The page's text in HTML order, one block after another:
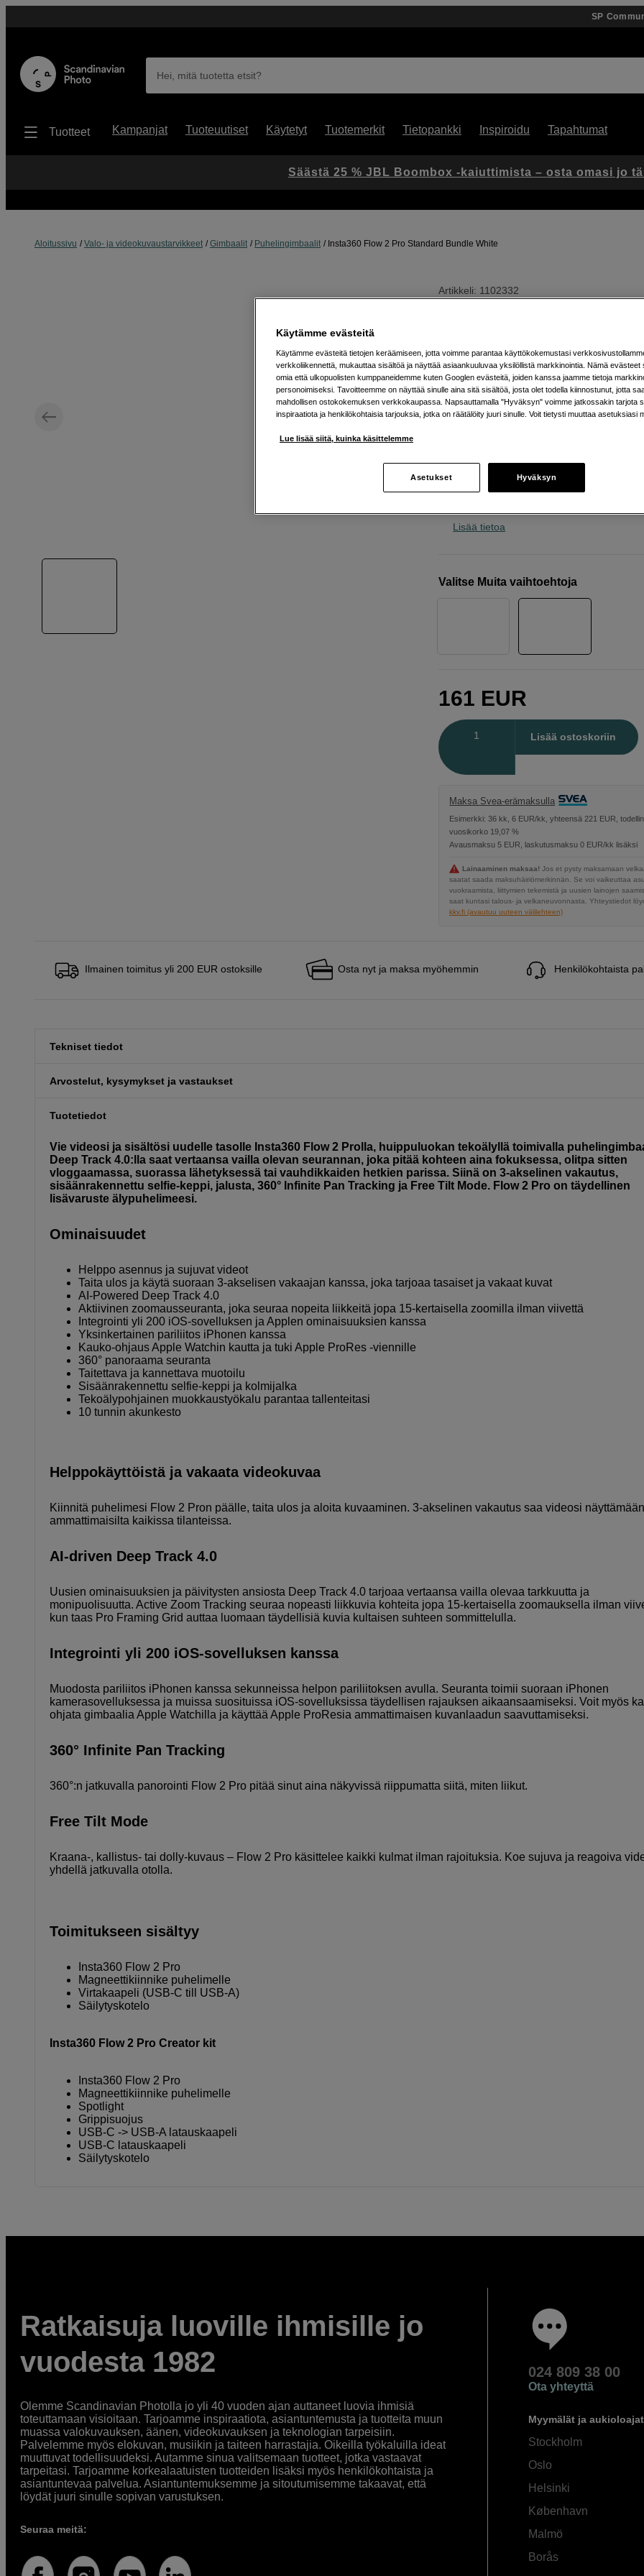
SP
Hei, mitä tuotetta etsit?
Tuotteet Kampanjat Tuoteuutiset Käytetyt Tuotemerkit Tietopankki Inspiroidu Tapahtumat
Aloitussivu Valo- ja videokuvaustarvikkeet Gimbaalit Puhelingimbaalit Insta360 Flow 2 Pro Standard Bundle White
Artikkeli: 1102332
Insta360 Flow 2 Pro Standard Bundle White
Verkkokauppa : Varastossa
Helsingin myymälä: Varastotilanne
AI-pohjainen muokkaustyökalu
Lisää tietoa
Valitse Muita vaihtoehtoja
161 EUR
Lisää ostoskoriin
Maksa Svea-erämaksulla
Esimerkki: 36 kk, 6 EUR/kk, yhteensä 221 EUR,
vuosikorko 19,07 %
Avausmaksu 5 EUR, laskutusmaksu 0 EUR/kk lisäksi
Lainaaminen maksaa! Jos et pysty maksamaan
saatat saada maksuhäiriömerkinnän. Se voi vaikeuttaa
vuokraamista, liittymien tekemistä ja uusien lainojen
saat kuntasi talous- ja velkaneuvonnasta. Yhteystiedot
kkv.fi (avautuu uuteen välilehteen)
Ilmainen toimitus yli 200 EUR ostoksille Osta nyt ja maksa myöhemmin Henkilökohtaista
Tekniset tiedot
Arvostelut, kysymykset ja vastaukset
Tuotetiedot
Vie videosi ja sisältösi uudelle tasolle Insta360 Flow 2 Prolla, huippuluokan tekoälyllä toimivalla
Deep Track 4.0:lla saat vertaansa vailla olevan seurannan, joka pitää kohteen aina fokuksessa, olitpa sitten
vloggaamassa, suorassa lähetyksessä tai vauhdikkaiden hetkien parissa. Siinä on 3-akselinen vakautus,
sisäänrakennettu selfie-keppi, jalusta, 360° Infinite Pan Tracking ja Free Tilt Mode. Flow 2 Pro on täydellinen
lisävaruste älypuhelimeesi.
Ominaisuudet
Helppo asennus ja sujuvat videot
Taita ulos ja käytä suoraan 3-akselisen vakaajan kanssa, joka tarjoaa tasaiset ja vakaat kuvat
AI-Powered Deep Track 4.0
Aktiivinen zoomausseuranta, joka seuraa nopeita liikkeitä jopa 15-kertaisella zoomilla ilman viivettä
Integrointi yli 200 iOS-sovelluksen ja Applen ominaisuuksien kanssa
Yksinkertainen pariliitos iPhonen kanssa
Kauko-ohjaus Apple Watchin kautta ja tuki Apple ProRes -viennille
360° panoraama seuranta
Taitettava ja kannettava muotoilu
Sisäänrakennettu selfie-keppi ja kolmijalka
Tekoälypohjainen muokkaustyökalu parantaa tallenteitasi
10 tunnin akunkesto
Helppokäyttöistä ja vakaata videokuvaa
Kiinnitä puhelimesi Flow 2 Pron päälle, taita ulos ja aloita kuvaaminen. 3-akselinen vakautus saa videosi näyttämään
ammattimaisilta kaikissa tilanteissa.
AI-driven Deep Track 4.0
Uusien ominaisuuksien ja päivitysten ansiosta Deep Track 4.0 tarjoaa vertaansa vailla olevaa tarkkuutta ja
monipuolisuutta. Active Zoom Tracking seuraa nopeasti liikkuvia kohteita jopa 15-kertaisella zoomauksella ilman
kun taas Pro Framing Grid auttaa luomaan täydellisiä kuvia kultaisen suhteen sommittelulla.
Integrointi yli 200 iOS-sovelluksen kanssa
Muodosta pariliitos iPhonen kanssa sekunneissa helpon pariliitoksen avulla. Seuranta toimii suoraan iPhonen
kamerasovelluksessa ja muissa suosituissa iOS-sovelluksissa täydellisen rajauksen aikaansaamiseksi. Voit myös
ohjata gimbaalia Apple Watchilla ja käyttää Apple ProResia ammattimaisen kuvanlaadun saavuttamiseksi.
360° Infinite Pan Tracking
360°:n jatkuvalla panorointi Flow 2 Pro pitää sinut aina näkyvissä riippumatta siitä, miten liikut.
Free Tilt Mode
Kraana-, kallistus- tai dolly-kuvaus – Flow 2 Pro käsittelee kaikki kulmat ilman rajoituksia. Koe sujuva ja reagoiva
yhdellä jatkuvalla otolla.
Toimitukseen sisältyy
Insta360 Flow 2 Pro
Magneettikiinnike puhelimelle
Virtakaapeli (USB-C till USB-A)
Säilytyskotelo
Insta360 Flow 2 Pro Creator kit
Insta360 Flow 2 Pro
Magneettikiinnike puhelimelle
Spotlight
Grippisuojus
USB-C -> USB-A latauskaapeli
USB-C latauskaapeli
Säilytyskotelo
Ratkaisuja luoville ihmisille jo
vuodesta 1982
Olemme Scandinavian Photolla jo yli 40 vuoden ajan auttaneet luovia ihmisiä
toteuttamaan visioitaan. Tarjoamme inspiraatiota, asiantuntemusta ja tuotteita muun
muassa valokuvauksen, äänen, videokuvauksen ja teknologian tarpeisiin.
Palvelemme myös elokuvan, musiikin ja taiteen harrastajia. Oikeilla työkaluilla ideat
muuttuvat todellisuudeksi. Autamme sinua valitsemaan tuotteet, jotka vastaavat
tarpeitasi. Tarjoamme korkealaatuisten tuotteiden lisäksi myös henkilökohtaista ja
asiantuntevaa palvelua. Asiantuntemuksemme ja sitoutumisemme takaavat, että
löydät juuri sinulle sopivan varustuksen.
Seuraa meitä:
024 809 38 00
Ota yhteyttä
Myymälät ja aukioloajat
Stockholm
Oslo
Helsinki
København
Malmö
Borås
Säästä 25 % JBL Boombox -kaiuttimista – osta omasi jo
Käytämme evästeitä
Käytämme evästeitä tietojen keräämiseen, jotta voimme parantaa käyttökokemustasi
verkkoliikennettä, mukauttaa sisältöä ja näyttää asiaankuuluvaa yksilöllistä markkinointia. Nämä evästeet
omia että ulkopuolisten kumppaneidemme kuten Googlen evästeitä, joiden kanssa jaamme tietoja
personoimiseksi. Tavoitteemme on näyttää sinulle aina sitä sisältöä, josta olet todella kiinnostunut, jotta
mahdollisen ostokokemuksen verkkokaupassa. Napsauttamalla "Hyväksyn" voimme jatkossakin tarjota
inspiraatiota ja henkilökohtaisia tarjouksia, jotka on räätälöity juuri sinulle. Voit tietysti muuttaa asetuksiasi
Lue lisää siitä, kuinka käsittelemme
Asetukset Hyväksyn